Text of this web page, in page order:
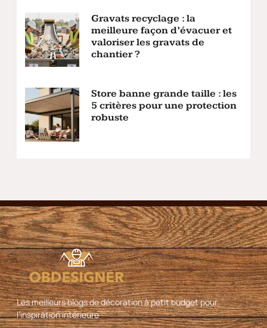
Gravats recyclage : la
meilleure façon d’évacuer et
valoriser les gravats de
chantier ?
Store banne grande taille : les
5 critères pour une protection
robuste
Les meilleurs blogs de décoration à petit budget pour
l’inspiration intérieure